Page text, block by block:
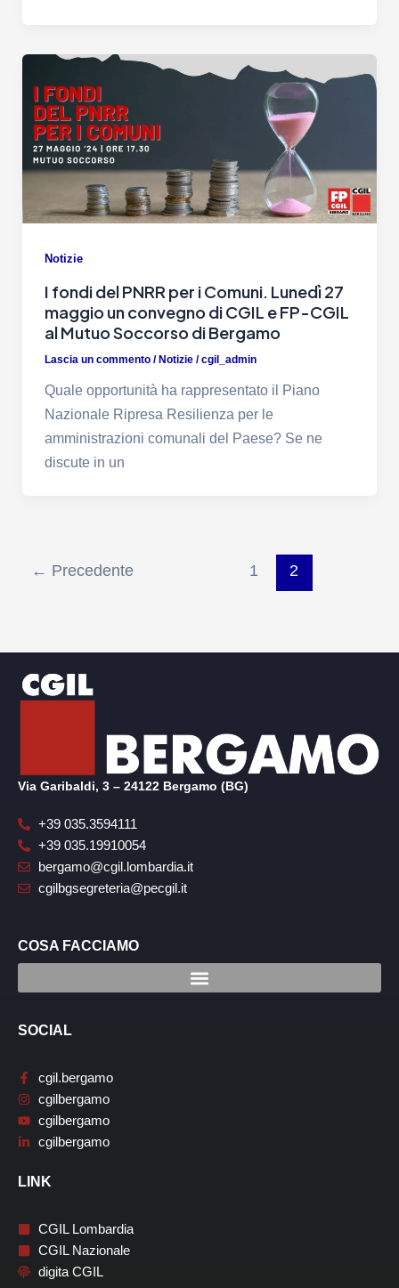
Notizie
I fondi del PNRR per i Comuni. Lunedì 27
maggio un convegno di CGIL e FP-CGIL
al Mutuo Soccorso di Bergamo
Lascia un commento /Notizie/cgil_admin
Quale opportunità ha rappresentato il Piano
Nazionale Ripresa Resilienza per le
amministrazioni comunali del Paese? Se ne
discute in un
← Precedente 1 2
Via Garibaldi, 3 – 24122 Bergamo (BG)
+39 035.3594111
+39 035.19910054
bergamo@cgil.lombardia.it
cgilbgsegreteria@pecgil.it
COSA FACCIAMO
SOCIAL
cgil.bergamo
cgilbergamo
cgilbergamo
cgilbergamo
LINK
CGIL Lombardia
CGIL Nazionale
digita CGIL